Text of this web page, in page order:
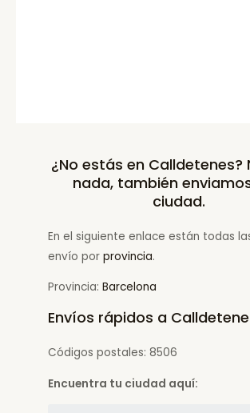
¿No estás en Calldetenes?
nada, también
ciudad.
En el siguiente enlace están todas
envío por provincia.
Provincia: Barcelona
Envíos rápidos a
Códigos postales: 8506
Encuentra tu ciudad aquí: